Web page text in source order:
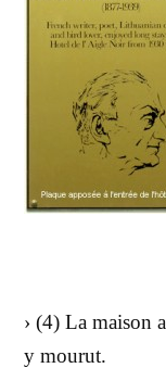
› (4) La maison
y mourut.